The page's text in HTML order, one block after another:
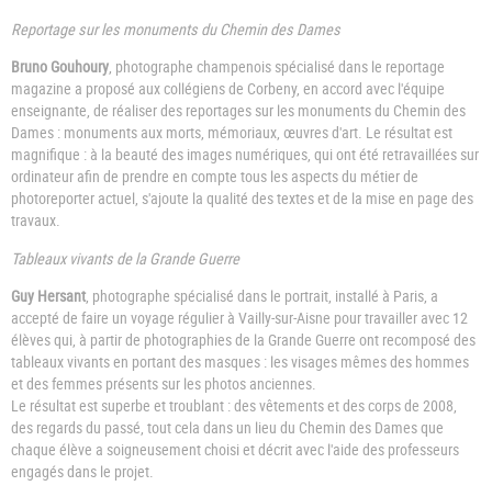
Reportage sur les monuments du Chemin des Dames
Bruno Gouhoury, photographe champenois spécialisé dans le reportage
magazine a proposé aux collégiens de Corbeny, en accord avec l'équipe
enseignante, de réaliser des reportages sur les monuments du Chemin des
Dames : monuments aux morts, mémoriaux, œuvres d'art. Le résultat est
magnifique : à la beauté des images numériques, qui ont été retravaillées sur
ordinateur afin de prendre en compte tous les aspects du métier de
photoreporter actuel, s'ajoute la qualité des textes et de la mise en page des
travaux.
Tableaux vivants de la Grande Guerre
Guy Hersant, photographe spécialisé dans le portrait, installé à Paris, a
accepté de faire un voyage régulier à Vailly-sur-Aisne pour travailler avec 12
élèves qui, à partir de photographies de la Grande Guerre ont recomposé des
tableaux vivants en portant des masques : les visages mêmes des hommes
et des femmes présents sur les photos anciennes.
Le résultat est superbe et troublant : des vêtements et des corps de 2008,
des regards du passé, tout cela dans un lieu du Chemin des Dames que
chaque élève a soigneusement choisi et décrit avec l'aide des professeurs
engagés dans le projet.